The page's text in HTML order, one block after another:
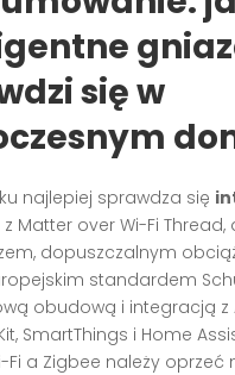
się w
najlepiej sprawdza się
z Matter over Wi-Fi Thread,
dopuszczalnym
standardem
obudową i integracją z
SmartThings i Home
Fi a Zigbee należy oprzeć